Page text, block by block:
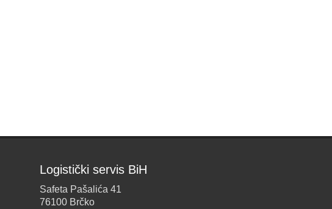
Logistički servis BiH
Safeta Pašalića 41
76100 Brčko